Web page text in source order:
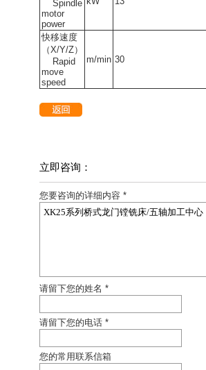
Spindle
motor
power
快移速度
（X/Y/Z）
Rapid
move
speed
m/min 30
立即咨询：
您要咨询的详细内容 *
请留下您的姓名 *
请留下您的电话 *
您的常用联系信箱